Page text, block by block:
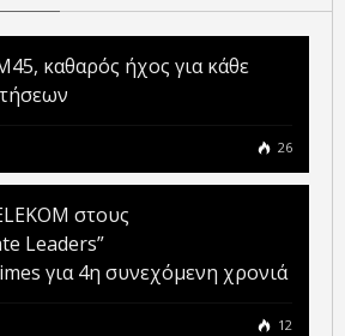
καθαρός ήχος για κάθε
26
στους
Leaders”
για 4η συνεχόμενη χρονιά
12